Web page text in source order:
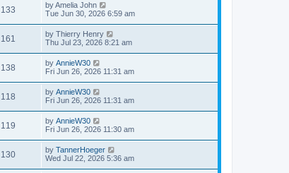
133 byAmelia John
Tue Jun 30, 2026 6:59 am
161 by Thierry Henry
Thu Jul 23, 2026 8:21 am
138 by AnnieW30
Fri Jun 26, 2026 11:31 am
118 by AnnieW30
Fri Jun 26, 2026 11:31 am
119 by AnnieW30
Fri Jun 26, 2026 11:30 am
130 by TannerHoeger
Wed Jul 22, 2026 5:36 am